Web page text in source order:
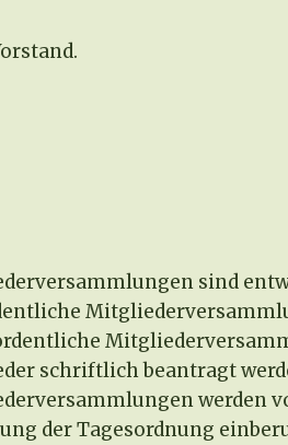
sind
schriftlich beantragt
werden
der Tagesordnung